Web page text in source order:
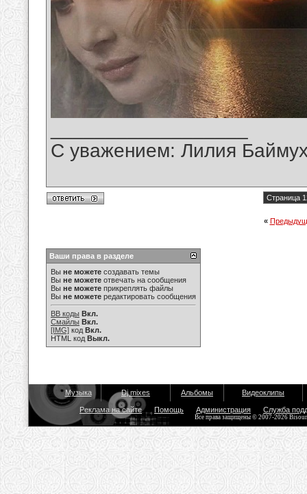
С уважением: Лилия
Страница
«
Ваши права в разделе
Вы не можете создавать темы
Вы не можете отвечать на сообщения
Вы не можете прикреплять файлы
Вы не можете редактировать сообщения
BB коды Вкл.
Смайлы Вкл.
[IMG] код Вкл.
HTML код Выкл.
Музыка Dj mixes Альбомы Видеоклипы
Реклама на сайте Помощь Администрация Служба
Все права защищены © 2007-2026